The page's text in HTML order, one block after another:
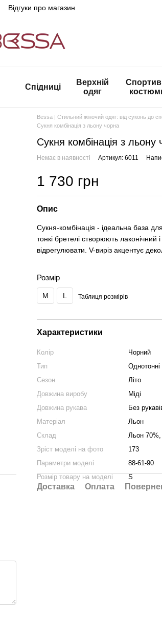
Відгуки про магазин
Спідниці
Верхній
одяг
Bessa | Стильний жіночий одяг: від суконь до
Сукня комбінація з льону чорна
Сукня комбінація з льону
Немає в наявності Артикул: 6011
1 730 грн
Опис
Сукня-комбінація - ідеальна база
тонкі бретелі створюють
відрегулювати. V-виріз акцентує
Розмір
M L Таблиця розмірів
Характеристики
Колір
Чорний
Тип
Однотонні
Сезон
Літо
Довжина виробу
Міді
Довжина рукава
Без
Матеріал
Льон
Склад
Льон 70%,
Зріст моделі на фото
173
Параметри моделі
88-61-90
Розмір товару на моделі
S
Доставка Оплата